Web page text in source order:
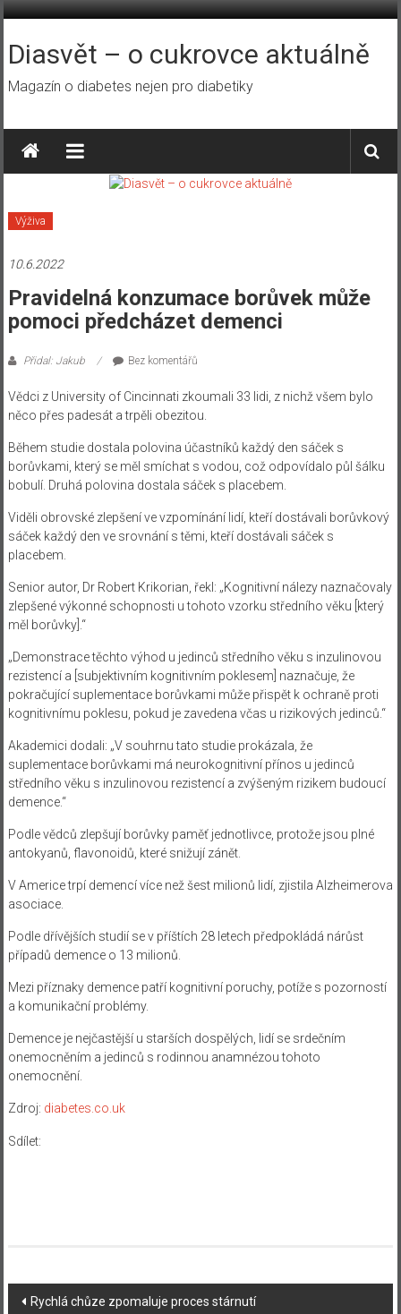
Přeskočit
obsah
Diasvět – o cukrovce aktuálně
Magazín o diabetes nejen pro diabetiky
Výživa
10.6.2022
Pravidelná konzumace borůvek může
pomoci předcházet demenci
Přidal: Jakub Bez komentářů
Vědci z University of Cincinnati zkoumali 33 lidi, z nichž všem bylo
něco přes padesát a trpěli obezitou.
Během studie dostala polovina účastníků každý den sáček s
borůvkami, který se měl smíchat s vodou, což odpovídalo půl šálku
bobulí. Druhá polovina dostala sáček s placebem.
Viděli obrovské zlepšení ve vzpomínání lidí, kteří dostávali borůvkový
sáček každý den ve srovnání s těmi, kteří dostávali sáček s
placebem.
Senior autor, Dr Robert Krikorian, řekl: „Kognitivní nálezy naznačovaly
zlepšené výkonné schopnosti u tohoto vzorku středního věku [který
měl borůvky].“
„Demonstrace těchto výhod u jedinců středního věku s inzulinovou
rezistencí a [subjektivním kognitivním poklesem] naznačuje, že
pokračující suplementace borůvkami může přispět k ochraně proti
kognitivnímu poklesu, pokud je zavedena včas u rizikových jedinců.“
Akademici dodali: „V souhrnu tato studie prokázala, že
suplementace borůvkami má neurokognitivní přínos u jedinců
středního věku s inzulinovou rezistencí a zvýšeným rizikem budoucí
demence.“
Podle vědců zlepšují borůvky paměť jednotlivce, protože jsou plné
antokyanů, flavonoidů, které snižují zánět.
V Americe trpí demencí více než šest milionů lidí, zjistila Alzheimerova
asociace.
Podle dřívějších studií se v příštích 28 letech předpokládá nárůst
případů demence o 13 milionů.
Mezi příznaky demence patří kognitivní poruchy, potíže s pozorností
a komunikační problémy.
Demence je nejčastější u starších dospělých, lidí se srdečním
onemocněním a jedinců s rodinnou anamnézou tohoto
onemocnění.
Zdroj: diabetes.co.uk
Sdílet:
Navigace
Rychlá chůze zpomaluje proces stárnutí